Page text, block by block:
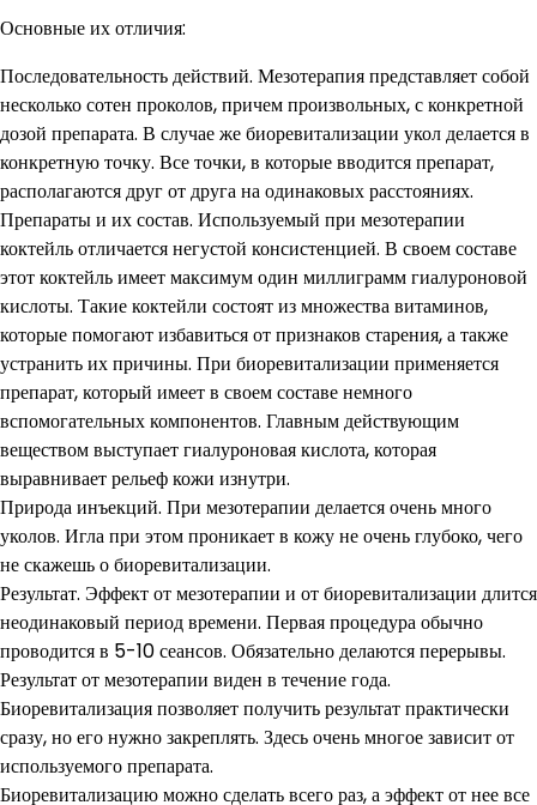
Основные их отличия:
Последовательность действий. Мезотерапия представляет собой
несколько сотен проколов, причем произвольных, с конкретной
дозой препарата. В случае же биоревитализации укол делается в
конкретную точку. Все точки, в которые вводится препарат,
располагаются друг от друга на одинаковых расстояниях.
Препараты и их состав. Используемый при мезотерапии
коктейль отличается негустой консистенцией. В своем составе
этот коктейль имеет максимум один миллиграмм гиалуроновой
кислоты. Такие коктейли состоят из множества витаминов,
которые помогают избавиться от признаков старения, а также
устранить их причины. При биоревитализации применяется
препарат, который имеет в своем составе немного
вспомогательных компонентов. Главным действующим
веществом выступает гиалуроновая кислота, которая
выравнивает рельеф кожи изнутри.
Природа инъекций. При мезотерапии делается очень много
уколов. Игла при этом проникает в кожу не очень глубоко, чего
не скажешь о биоревитализации.
Результат. Эффект от мезотерапии и от биоревитализации длится
неодинаковый период времени. Первая процедура обычно
проводится в 5-10 сеансов. Обязательно делаются перерывы.
Результат от мезотерапии виден в течение года.
Биоревитализация позволяет получить результат практически
сразу, но его нужно закреплять. Здесь очень многое зависит от
используемого препарата.
Биоревитализацию можно сделать всего раз, а эффект от нее все